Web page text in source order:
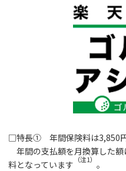
□特長① 年間保険料は3,850円
年間の支払額を月換算した
料となっています （注1） 。